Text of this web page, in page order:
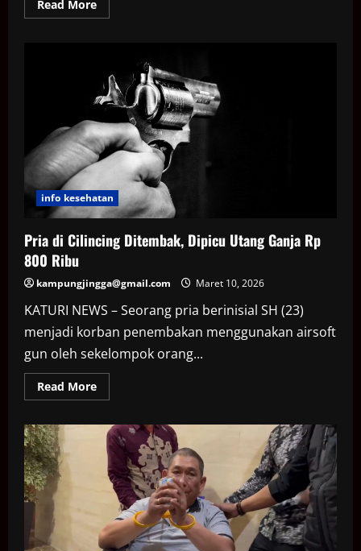
Read MoreRead
more
pengedar
ribuan
“liquid
etomidate”
Jaktim
info kesehatan
Pria di Cilincing Ditembak, Dipicu Utang Ganja Rp
800 Ribu
kampungjingga@gmail.com Maret 10, 2026
KATURI NEWS – Seorang pria berinisial SH (23)
menjadi korban penembakan menggunakan airsoft
gun oleh sekelompok orang...
Read MoreRead
more
Cilincing
Ditembak,
Dipicu
Utang
Ganja
Ribu